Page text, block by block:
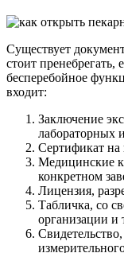
Существует
стоит пренебрегать,
бесперебойное
входит:
Заключение
лабораторных
Сертификат на
Медицинские
конкретном
Лицензия,
Табличка, со
организации и